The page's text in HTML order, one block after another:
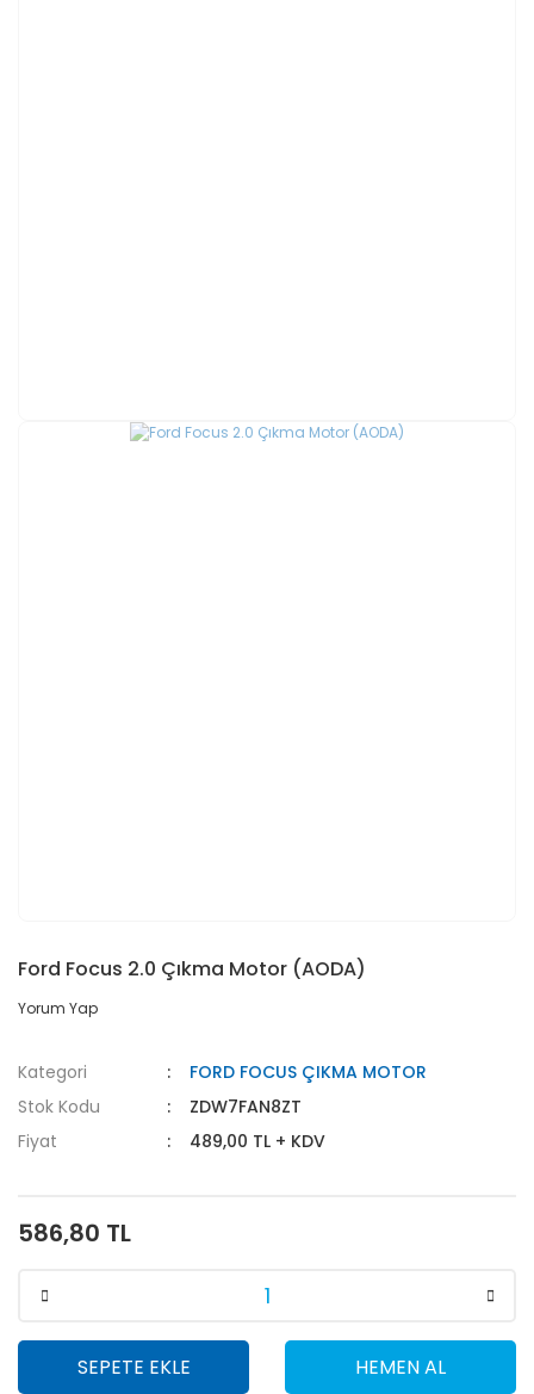
Ford Focus 2.0 Çıkma Motor (AODA)
Yorum Yap
Kategori
FORD FOCUS ÇIKMA MOTOR
Stok Kodu
ZDW7FAN8ZT
Fiyat
489,00 TL + KDV
586,80 TL
SEPETE EKLE HEMEN AL